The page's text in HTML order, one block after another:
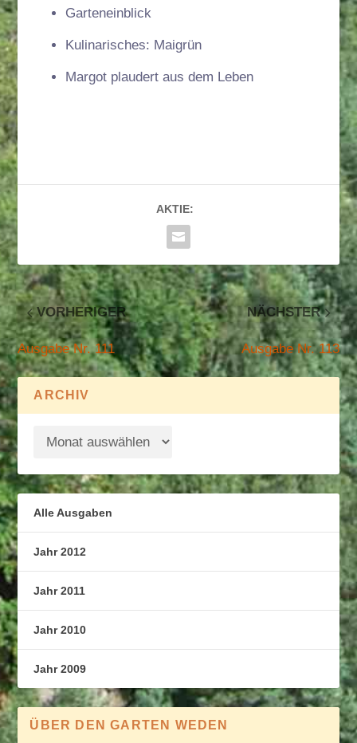
Garteneinblick
Kulinarisches: Maigrün
Margot plaudert aus dem Leben
AKTIE:
VORHERIGER
Ausgabe Nr. 111
NÄCHSTER
Ausgabe Nr. 113
ARCHIV
Alle Ausgaben
Jahr 2012
Jahr 2011
Jahr 2010
Jahr 2009
ÜBER DEN GARTEN WEDEN